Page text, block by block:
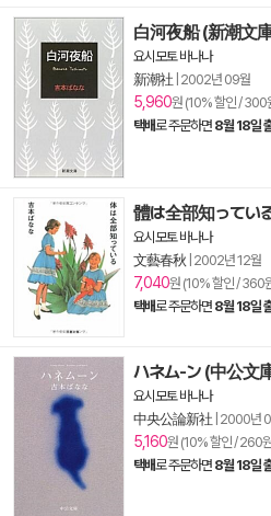
白河夜船 (新潮文
요시모토 바나나
新潮社 2002년 09월
5,960원 (10% 할인 / 300
택배로 주문하면 8월 18일
體は全部知ってい
요시모토 바나나
文藝春秋 2002년 12월
7,040원 (10% 할인 / 360
택배로 주문하면 8월 18일
ハネム-ン (中公文
요시모토 바나나
中央公論新社 2000년
5,160원 (10% 할인 / 260
택배로 주문하면 8월 18일